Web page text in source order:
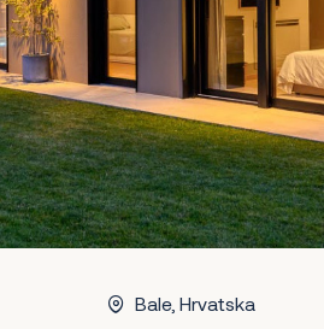
Bale, Hrvatska